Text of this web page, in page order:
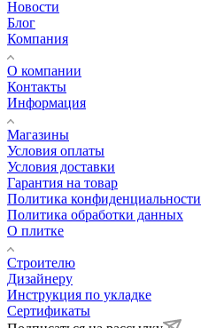
Новости
Блог
Компания
О компании
Контакты
Информация
Магазины
Условия оплаты
Условия доставки
Гарантия на товар
Политика конфиденциальности
Политика обработки данных
О плитке
Строителю
Дизайнеру
Инструкция по укладке
Сертификаты